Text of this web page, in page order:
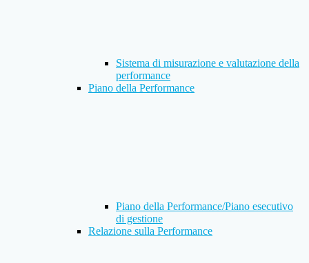
Sistema di misurazione e valutazione della
performance
Piano della Performance
Piano della Performance/Piano esecutivo
di gestione
Relazione sulla Performance